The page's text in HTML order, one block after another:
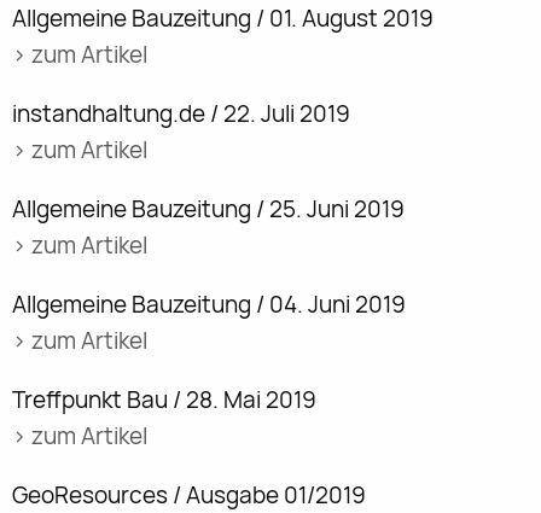
Allgemeine Bauzeitung / 01. August 2019
> zum Artikel
instandhaltung.de / 22. Juli 2019
> zum Artikel
Allgemeine Bauzeitung / 25. Juni 2019
> zum Artikel
Allgemeine Bauzeitung / 04. Juni 2019
> zum Artikel
Treffpunkt Bau / 28. Mai 2019
> zum Artikel
GeoResources / Ausgabe 01/2019